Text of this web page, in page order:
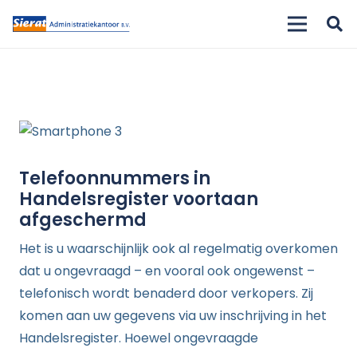
Telefoonnummers in
Handelsregister voortaan
afgeschermd
Het is u waarschijnlijk ook al regelmatig overkomen
dat u ongevraagd – en vooral ook ongewenst –
telefonisch wordt benaderd door verkopers. Zij
komen aan uw gegevens via uw inschrijving in het
Handelsregister. Hoewel ongevraagde